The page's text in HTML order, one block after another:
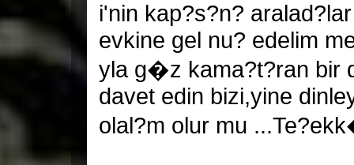
i'nin kap?s?n?
evkine gel nu? edelim
yla g�z kama?t?ran bir
davet edin bizi,yine
olal?m olur mu